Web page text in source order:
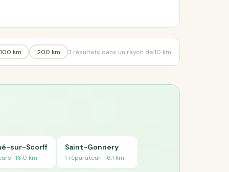
100 km 200 km 3 résultats dans un rayon de 10 km
sur-Scorff
· 16.0 km
Saint-Gonnery
1 réparateur · 16.1 km